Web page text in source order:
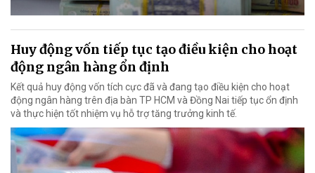
Huy động vốn tiếp tục tạo điều kiện cho hoạt
động ngân hàng ổn định
Kết quả huy động vốn tích cực đã và đang tạo điều kiện cho hoạt
động ngân hàng trên địa bàn TP HCM và Đồng Nai tiếp tục ổn định
và thực hiện tốt nhiệm vụ hỗ trợ tăng trưởng kinh tế.